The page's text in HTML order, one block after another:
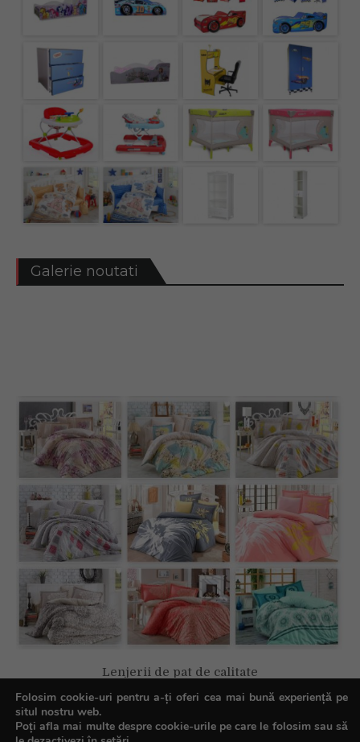
Galerie noutati
Lenjerii de pat de calitate
Folosim cookie-uri pentru a-ți oferi cea mai bună experiență pe
situl nostru web.
Poți afla mai multe despre cookie-urile pe care le folosim sau să